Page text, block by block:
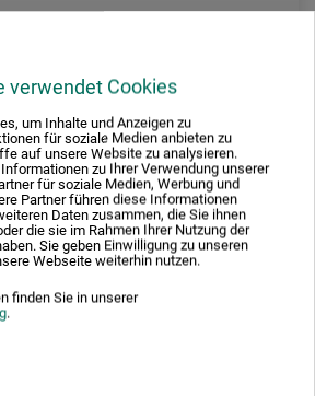
verwendet Cookies
um Inhalte und Anzeigen zu
für soziale Medien anbieten zu
auf unsere Website zu analysieren.
zu Ihrer Verwendung unserer
für soziale Medien, Werbung und
Partner führen diese Informationen
Daten zusammen, die Sie ihnen
die sie im Rahmen Ihrer Nutzung der
Sie geben Einwilligung zu unseren
Webseite weiterhin nutzen.
finden Sie in unserer
.